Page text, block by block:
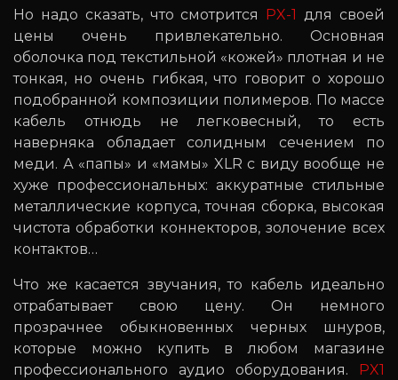
Но надо сказать, что смотрится PX-1 для своей
цены очень привлекательно. Основная
оболочка под текстильной «кожей» плотная и не
тонкая, но очень гибкая, что говорит о хорошо
подобранной композиции полимеров. По массе
кабель отнюдь не легковесный, то есть
наверняка обладает солидным сечением по
меди. А «папы» и «мамы» XLR с виду вообще не
хуже профессиональных: аккуратные стильные
металлические корпуса, точная сборка, высокая
чистота обработки коннекторов, золочение всех
контактов…
Что же касается звучания, то кабель идеально
отрабатывает свою цену. Он немного
прозрачнее обыкновенных черных шнуров,
которые можно купить в любом магазине
профессионального аудио оборудования. PX1